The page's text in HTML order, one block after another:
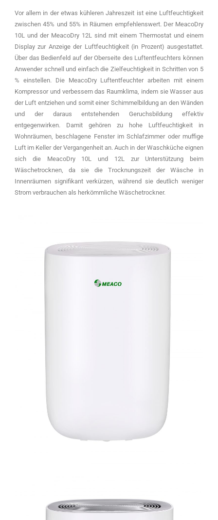
Vor allem in der etwas kühleren Jahreszeit ist eine Luftfeuchtigkeit
zwischen 45% und 55% in Räumen empfehlenswert. Der MeacoDry
10L und der MeacoDry 12L sind mit einem Thermostat und einem
Display zur Anzeige der Luftfeuchtigkeit (in Prozent) ausgestattet.
Über das Bedienfeld auf der Oberseite des Luftentfeuchters können
Anwender schnell und einfach die Zielfeuchtigkeit in Schritten von 5
% einstellen. Die MeacoDry Luftentfeuchter arbeiten mit einem
Kompressor und verbessern das Raumklima, indem sie Wasser aus
der Luft entziehen und somit einer Schimmelbildung an den Wänden
und der daraus entstehenden Geruchsbildung effektiv
entgegenwirken. Damit gehören zu hohe Luftfeuchtigkeit in
Wohnräumen, beschlagene Fenster im Schlafzimmer oder muffige
Luft im Keller der Vergangenheit an. Auch in der Waschküche eignen
sich die MeacoDry 10L und 12L zur Unterstützung beim
Wäschetrocknen, da sie die Trocknungszeit der Wäsche in
Innenräumen signifikant verkürzen, während sie deutlich weniger
Strom verbrauchen als herkömmliche Wäschetrockner.